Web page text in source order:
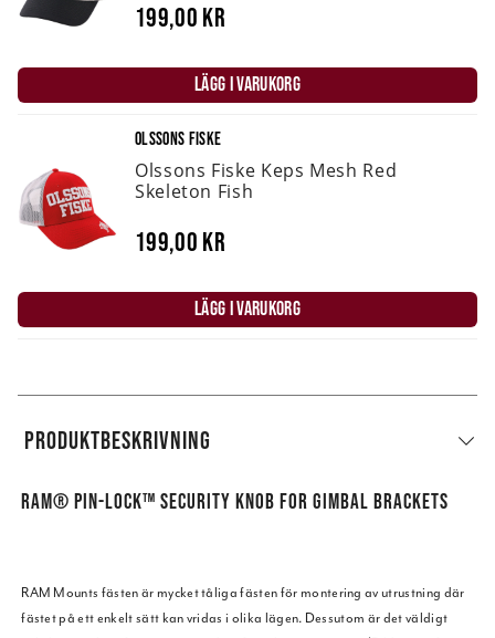
199,00 kr
LÄGG I VARUKORG
OLSSONS FISKE
Olssons Fiske Keps Mesh Red
Skeleton Fish
199,00 kr
LÄGG I VARUKORG
PRODUKTBESKRIVNING
RAM® PIN-LOCK™ SECURITY KNOB FOR GIMBAL BRACKETS
RAM Mounts fästen är mycket tåliga fästen för montering av utrustning där
fästet på ett enkelt sätt kan vridas i olika lägen. Dessutom är det väldigt